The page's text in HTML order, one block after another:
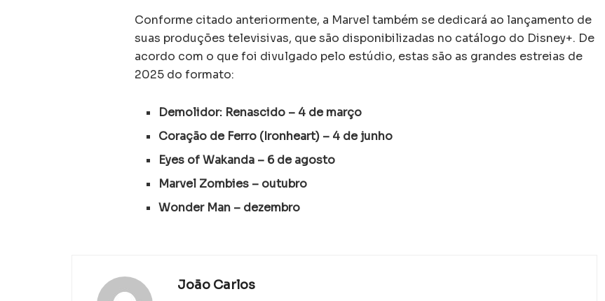
Conforme citado anteriormente, a Marvel também se dedicará ao lançamento de
suas produções televisivas, que são disponibilizadas no catálogo do Disney+. De
acordo com o que foi divulgado pelo estúdio, estas são as grandes estreias de
2025 do formato:
Demolidor: Renascido – 4 de março
Coração de Ferro (Ironheart) – 4 de junho
Eyes of Wakanda – 6 de agosto
Marvel Zombies – outubro
Wonder Man – dezembro
João Carlos